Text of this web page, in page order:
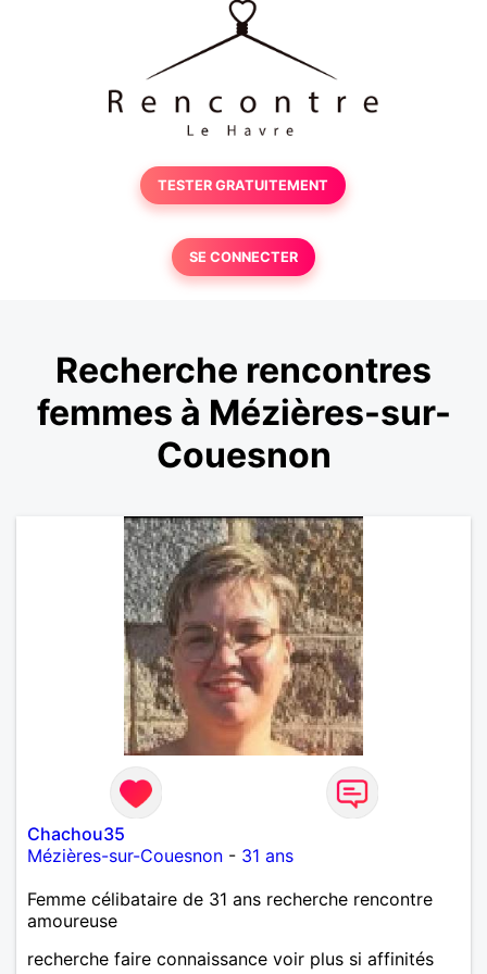
TESTER GRATUITEMENT
SE CONNECTER
Recherche rencontres
femmes à Mézières-sur-
Couesnon
Chachou35
Mézières-sur-Couesnon - 31 ans
Femme célibataire de 31 ans recherche rencontre
amoureuse
recherche faire connaissance voir plus si affinités